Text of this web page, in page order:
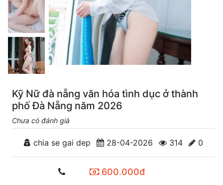
Kỹ Nữ đà nẵng văn hóa tình dục ở thành
phố Đà Nẵng năm 2026
Chưa có đánh giá
chia se gai dep 28-04-2026 314 0
600.000đ